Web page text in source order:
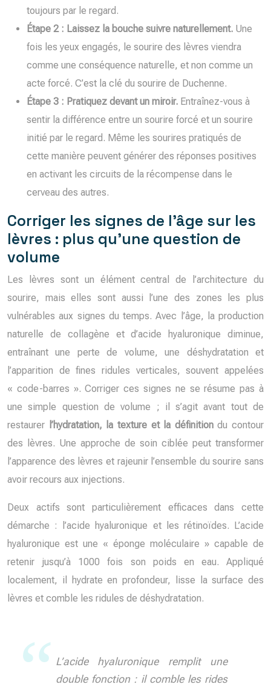
toujours par le regard.
Étape 2 : Laissez la bouche suivre naturellement. Une
fois les yeux engagés, le sourire des lèvres viendra
comme une conséquence naturelle, et non comme un
acte forcé. C’est la clé du sourire de Duchenne.
Étape 3 : Pratiquez devant un miroir. Entraînez-vous à
sentir la différence entre un sourire forcé et un sourire
initié par le regard. Même les sourires pratiqués de
cette manière peuvent générer des réponses positives
en activant les circuits de la récompense dans le
cerveau des autres.
Corriger les signes de l’âge sur les
lèvres : plus qu’une question de
volume
Les lèvres sont un élément central de l’architecture du
sourire, mais elles sont aussi l’une des zones les plus
vulnérables aux signes du temps. Avec l’âge, la production
naturelle de collagène et d’acide hyaluronique diminue,
entraînant une perte de volume, une déshydratation et
l’apparition de fines ridules verticales, souvent appelées
« code-barres ». Corriger ces signes ne se résume pas à
une simple question de volume ; il s’agit avant tout de
restaurer l’hydratation, la texture et la définitiondu contour
des lèvres. Une approche de soin ciblée peut transformer
l’apparence des lèvres et rajeunir l’ensemble du sourire sans
avoir recours aux injections.
Deux actifs sont particulièrement efficaces dans cette
démarche : l’acide hyaluronique et les rétinoïdes. L’acide
hyaluronique est une « éponge moléculaire » capable de
retenir jusqu’à 1000 fois son poids en eau. Appliqué
localement, il hydrate en profondeur, lisse la surface des
lèvres et comble les ridules de déshydratation.
L’acide hyaluronique remplit une
double fonction : il comble les rides